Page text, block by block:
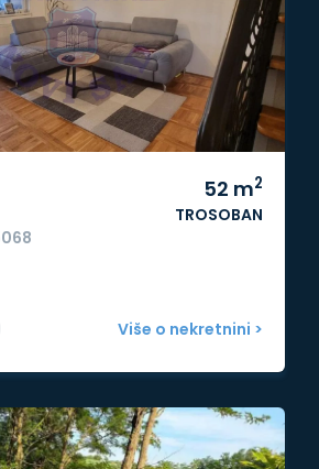
52 m2
TROSOBAN
Više o nekretnini >